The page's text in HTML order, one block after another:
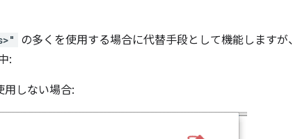
の多くを使用する場合に代替手段として機能しますが、
:
用しない場合: